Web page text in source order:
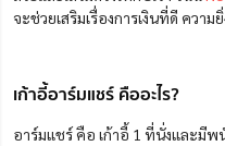
จะช่วยเสริมเรื่องการเงินที่ดี ควา
เก้าอี้อาร์มแชร์ คืออะไร?
อาร์มแชร์ คือ เก้าอี้ 1 ที่นั่งและมีพ